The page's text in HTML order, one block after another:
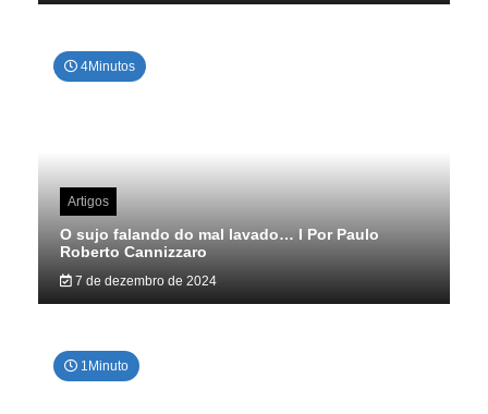
4Minutos
Artigos
O sujo falando do mal lavado… I Por Paulo
Roberto Cannizzaro
7 de dezembro de 2024
1Minuto